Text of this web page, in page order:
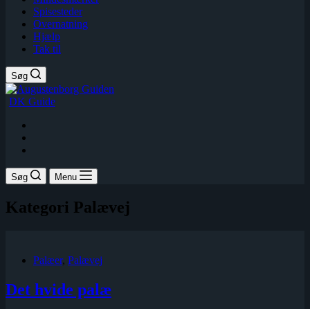
Spisesteder
Overnatning
Hjælp
Tak til
Søg
DK Guide
Søg Menu
Kategori Palævej
Palæer, Palævej
Det hvide palæ